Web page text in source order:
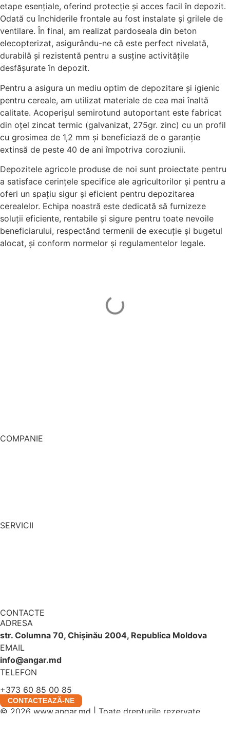
etape esențiale, oferind protecție și acces facil în depozit.
Odată cu închiderile frontale au fost instalate și grilele de
ventilare. În final, am realizat pardoseala din beton
elecopterizat, asigurându-ne că este perfect nivelată,
durabilă și rezistentă pentru a susține activitățile
desfășurate în depozit.
Pentru a asigura un mediu optim de depozitare și igienic
pentru cereale, am utilizat materiale de cea mai înaltă
calitate. Acoperișul semirotund autoportant este fabricat
din oțel zincat termic (galvanizat, 275gr. zinc) cu un profil
cu grosimea de 1,2 mm și beneficiază de o garanție
extinsă de peste 40 de ani împotriva coroziunii.
Depozitele agricole produse de noi sunt proiectate pentru
a satisface cerințele specifice ale agricultorilor și pentru a
oferi un spațiu sigur și eficient pentru depozitarea
cerealelor. Echipa noastră este dedicată să furnizeze
soluții eficiente, rentabile și sigure pentru toate nevoile
beneficiarului, respectând termenii de execuție și bugetul
alocat, și conform normelor și regulamentelor legale.
COMPANIE
SERVICII
CONTACTE
ADRESA
str. Columna 70, Chișinău 2004, Republica Moldova
EMAIL
info@angar.md
TELEFON
+373 60 85 00 85
CONTACTEAZĂ-NE
© 2026 www.angar.md | Toate drepturile rezervate.